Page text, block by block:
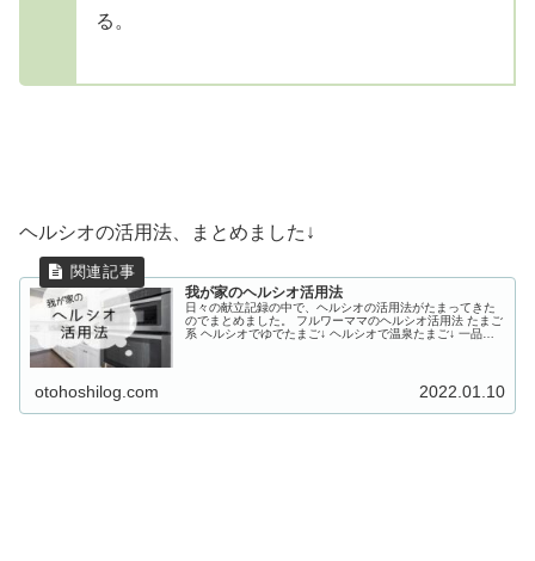
る。
ヘルシオの活用法、まとめました↓
我が家のヘルシオ活用法
日々の献立記録の中で、ヘルシオの活用法がたまってきた
のでまとめました。 フルワーママのヘルシオ活用法 たまご
系 ヘルシオでゆでたまご↓ ヘルシオで温泉たまご↓ 一品料
otohoshilog.com 2022.01.10